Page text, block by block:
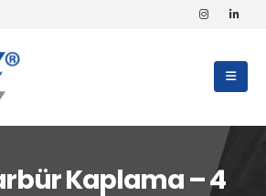
Kaplama – 4